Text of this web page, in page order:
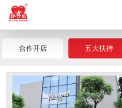
合作开店 五大扶持